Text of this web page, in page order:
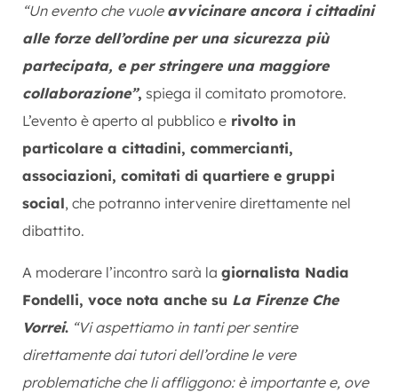
“Un evento che vuole avvicinare ancora i cittadini
alle forze dell’ordine per una sicurezza più
partecipata, e per stringere una maggiore
collaborazione”, spiega il comitato promotore.
L’evento è aperto al pubblico e rivolto in
particolare a cittadini, commercianti,
associazioni, comitati di quartiere e gruppi
social, che potranno intervenire direttamente nel
dibattito.
A moderare l’incontro sarà la giornalista Nadia
Fondelli, voce nota anche su La Firenze Che
Vorrei. “Vi aspettiamo in tanti per sentire
direttamente dai tutori dell’ordine le vere
problematiche che li affliggono: è importante e, ove